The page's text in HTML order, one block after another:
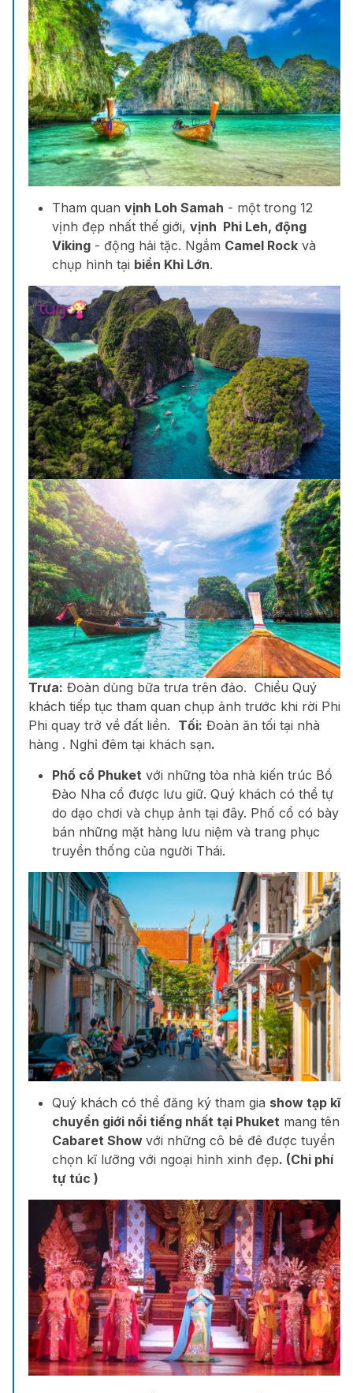
Tham quan vịnh Loh Samah - một trong 12
vịnh đẹp nhất thế giới, vịnh Phi Leh, động
Viking - động hải tặc. Ngắm Camel Rock và
chụp hình tại biển Khỉ Lớn.
Trưa: Đoàn dùng bữa trưa trên đảo. Chiều Quý
khách tiếp tục tham quan chụp ảnh trước khi rời Phi
Phi quay trở về đất liền. Tối: Đoàn ăn tối tại nhà
hàng . Nghỉ đêm tại khách sạn.
Phố cổ Phuket với những tòa nhà kiến trúc Bồ
Đào Nha cổ được lưu giữ. Quý khách có thể tự
do dạo chơi và chụp ảnh tại đây. Phố cổ có bày
bán những mặt hàng lưu niệm và trang phục
truyền thống của người Thái.
Quý khách có thể đăng ký tham gia show tạp kĩ
chuyển giới nổi tiếng nhất tại Phuket mang tên
Cabaret Show với những cô bê đê được tuyển
chọn kĩ lưỡng với ngoại hình xinh đẹp. (Chi phí
tự túc )